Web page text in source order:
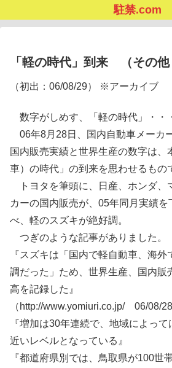
駐禁.com
「軽の時代」到来 （その他
（初出：06/08/29） ※アーカイブ
数字がしめす、「軽の時代」・・
06年8月28日、国内自動車メーカ
国内販売実績と世界生産の数字は、
車）の時代」の到来を思わせるもの
トヨタを筆頭に、日産、ホンダ、
カーの国内販売が、05年同月実績を
べ、軽のスズキが絶好調。
つぎのような記事がありました。
『スズキは「国内で軽自動車、海
調だった」ため、世界生産、国内販
高を記録した』
（http://www.yomiuri.co.jp/ 06/08/28
『増加は30年連続で、地域によっ
近いレベルとなっている』
『都道府県別では、鳥取県が100世